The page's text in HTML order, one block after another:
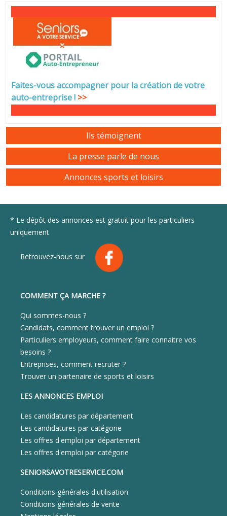
Faites-vous accompagner pour la création de votre
auto-entreprise! >>
Ils témoignent
La presse parle de nous
Annonces sports et loisirs
* Le dépôt des annonces est gratuit pour les particuliers
uniquement
Retrouvez-nous sur
COMMENT ÇA MARCHE ?
Qui sommes-nous ?
Candidats, comment trouver un emploi ?
Particuliers employeurs, comment faire connaitre vos
besoins ?
Entreprises, comment recruter ?
Trouver un partenaire de sports et loisirs
LES ANNONCES EMPLOI
Les candidatures par département
Les candidatures par catégorie
Les offres d'emploi par département
Les offres d'emploi par catégorie
SENIORSAVOTRESERVICE.COM
Conditions générales d'utilisation
Conditions générales de vente